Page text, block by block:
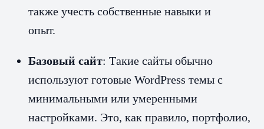
также учесть собственные навыки и
опыт.
Базовый сайт: Такие сайты обычно
используют готовые WordPress темы с
минимальными или умеренными
настройками. Это, как правило, портфолио,